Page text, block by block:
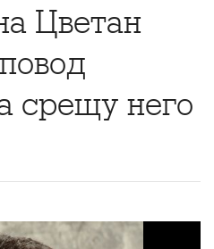
Цветан
срещу него